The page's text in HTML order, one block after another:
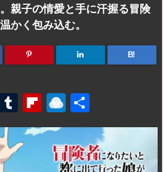
親子の情愛と手に汗握る冒険
かく包み込む。
B!
T
u
m
Fl
ip
b
o
R
ai
n
dr
有